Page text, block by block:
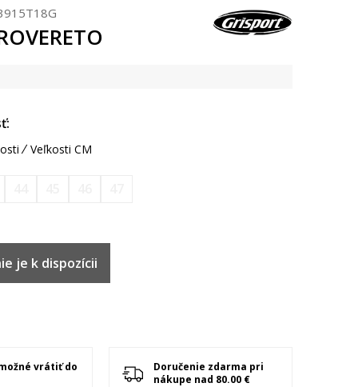
Veľkosti CM
je k dispozícii
vrátiť do
Doručenie zdarma pri
nákupe nad 80.00 €